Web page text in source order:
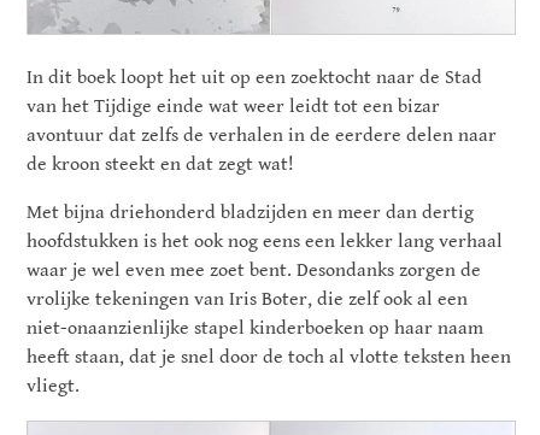
In dit boek loopt het uit op een zoektocht naar de Stad
van het Tijdige einde wat weer leidt tot een bizar
avontuur dat zelfs de verhalen in de eerdere delen naar
de kroon steekt en dat zegt wat!
Met bijna driehonderd bladzijden en meer dan dertig
hoofdstukken is het ook nog eens een lekker lang verhaal
waar je wel even mee zoet bent. Desondanks zorgen de
vrolijke tekeningen van Iris Boter, die zelf ook al een
niet-onaanzienlijke stapel kinderboeken op haar naam
heeft staan, dat je snel door de toch al vlotte teksten heen
vliegt.